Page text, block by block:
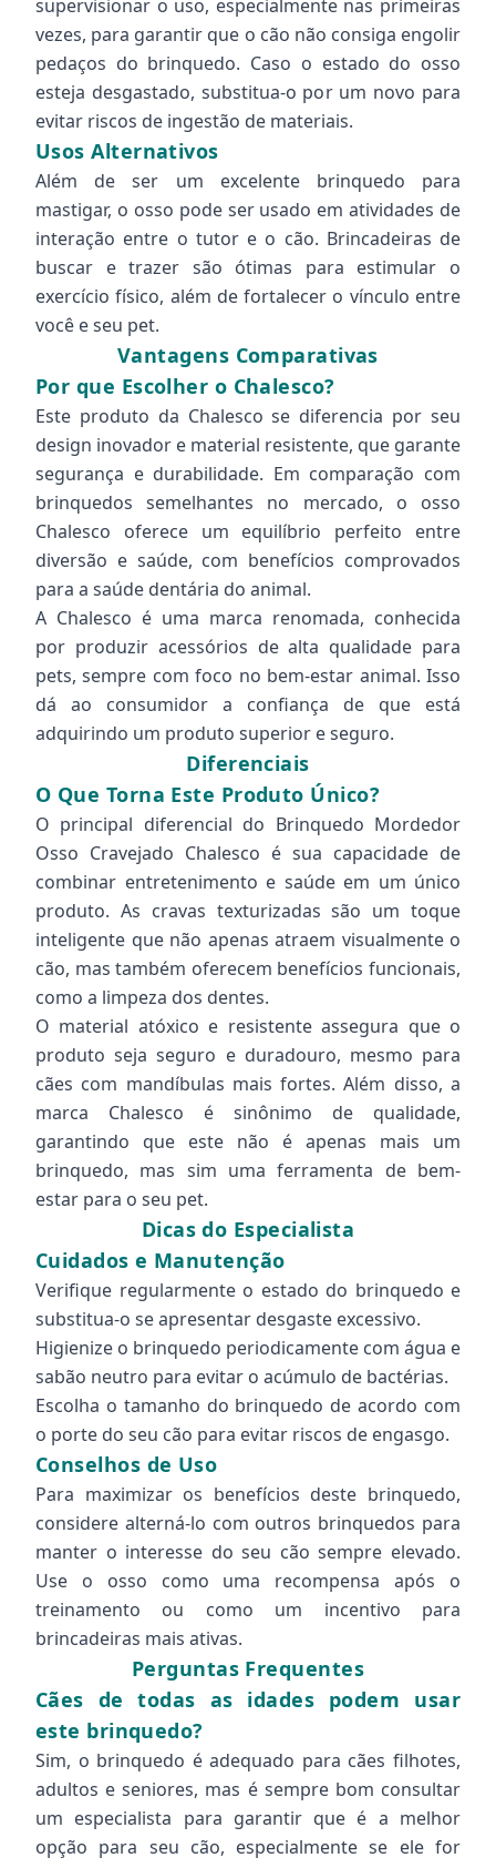
supervisionar o uso, especialmente nas primeiras
vezes, para garantir que o cão não consiga engolir
pedaços do brinquedo. Caso o estado do osso
esteja desgastado, substitua-o por um novo para
evitar riscos de ingestão de materiais.
Usos Alternativos
Além de ser um excelente brinquedo para
mastigar, o osso pode ser usado em atividades de
interação entre o tutor e o cão. Brincadeiras de
buscar e trazer são ótimas para estimular o
exercício físico, além de fortalecer o vínculo entre
você e seu pet.
Vantagens Comparativas
Por que Escolher o Chalesco?
Este produto da Chalesco se diferencia por seu
design inovador e material resistente, que garante
segurança e durabilidade. Em comparação com
brinquedos semelhantes no mercado, o osso
Chalesco oferece um equilíbrio perfeito entre
diversão e saúde, com benefícios comprovados
para a saúde dentária do animal.
A Chalesco é uma marca renomada, conhecida
por produzir acessórios de alta qualidade para
pets, sempre com foco no bem-estar animal. Isso
dá ao consumidor a confiança de que está
adquirindo um produto superior e seguro.
Diferenciais
O Que Torna Este Produto Único?
O principal diferencial do Brinquedo Mordedor
Osso Cravejado Chalesco é sua capacidade de
combinar entretenimento e saúde em um único
produto. As cravas texturizadas são um toque
inteligente que não apenas atraem visualmente o
cão, mas também oferecem benefícios funcionais,
como a limpeza dos dentes.
O material atóxico e resistente assegura que o
produto seja seguro e duradouro, mesmo para
cães com mandíbulas mais fortes. Além disso, a
marca Chalesco é sinônimo de qualidade,
garantindo que este não é apenas mais um
brinquedo, mas sim uma ferramenta de bem-
estar para o seu pet.
Dicas do Especialista
Cuidados e Manutenção
Verifique regularmente o estado do brinquedo e
substitua-o se apresentar desgaste excessivo.
Higienize o brinquedo periodicamente com água e
sabão neutro para evitar o acúmulo de bactérias.
Escolha o tamanho do brinquedo de acordo com
o porte do seu cão para evitar riscos de engasgo.
Conselhos de Uso
Para maximizar os benefícios deste brinquedo,
considere alterná-lo com outros brinquedos para
manter o interesse do seu cão sempre elevado.
Use o osso como uma recompensa após o
treinamento ou como um incentivo para
brincadeiras mais ativas.
Perguntas Frequentes
Cães de todas as idades podem usar
este brinquedo?
Sim, o brinquedo é adequado para cães filhotes,
adultos e seniores, mas é sempre bom consultar
um especialista para garantir que é a melhor
opção para seu cão, especialmente se ele for